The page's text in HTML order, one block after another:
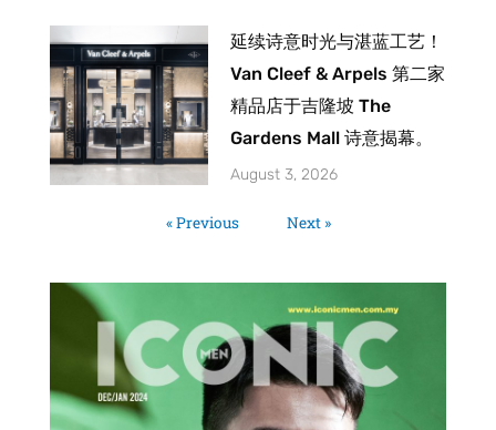
延续诗意时光与湛蓝工艺！
Van Cleef & Arpels 第二家
精品店于吉隆坡 The
Gardens Mall 诗意揭幕。
August 3, 2026
« Previous Next »